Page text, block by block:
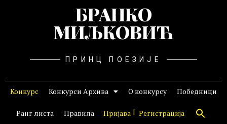
БРАНКО
МИЉКОВИЋ
ПРИНЦ ПОЕЗИЈЕ
Конкурс Конкурси Архива О конкурсу Победници
Ранг листа Правила Пријава Регистрација